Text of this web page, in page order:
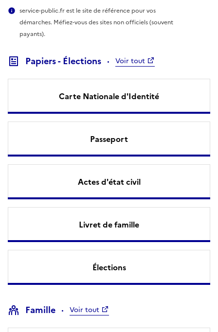
service-public.fr est le site de référence pour vos
démarches. Méfiez-vous des sites non officiels (souvent
payants).
Papiers - Élections Voir tout
Carte Nationale d'Identité
Passeport
Actes d'état civil
Livret de famille
Élections
Famille Voir tout